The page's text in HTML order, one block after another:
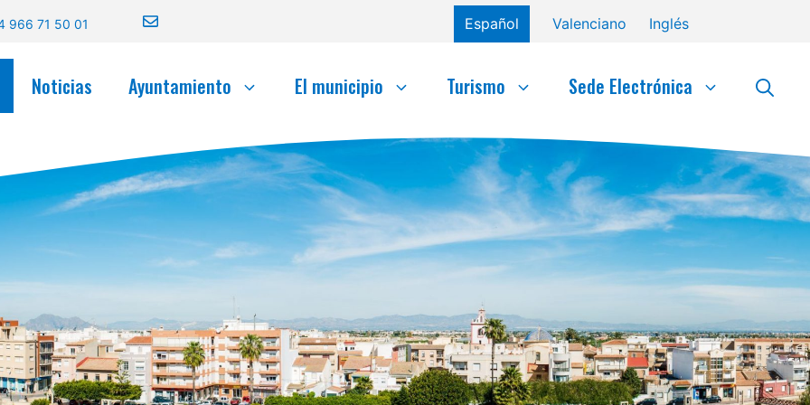
966 71 50 01 Español Valenciano Inglés
Noticias Ayuntamiento El municipio Turismo Sede Electrónica